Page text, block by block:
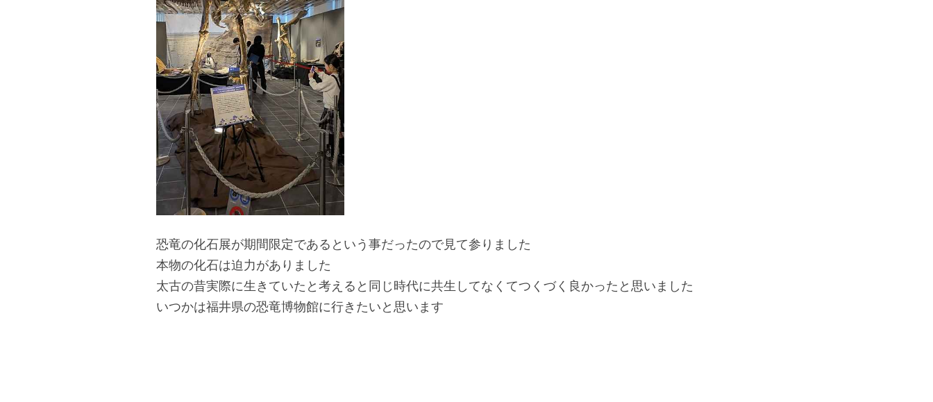
恐竜の化石展が期間限定であるという事だったので見て参りました
本物の化石は迫力がありました
太古の昔実際に生きていたと考えると同じ時代に共生してなくてつくづく良かったと思いました
いつかは福井県の恐竜博物館に行きたいと思います